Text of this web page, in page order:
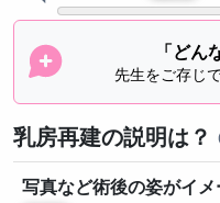
「ど
先生をご存じ
乳房再建の説明は？
写真など術後の姿がイ